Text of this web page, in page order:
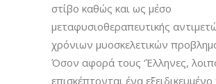
στίβο καθώς και ως μέσο
μεταφυσιοθεραπευτικής
χρόνιων μυοσκελετικών
Όσον αφορά τους ‘Έλληνες,
επισκέπτονται ένα